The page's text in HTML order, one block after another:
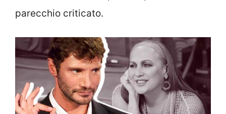
parecchio criticato.